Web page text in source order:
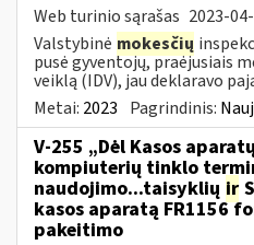
Web turinio sąrašas 2023-
Valstybinė mokesčių
pusė gyventojų, praėjusiais
veiklą (IDV), jau deklaravo
Metai: 2023 Pagrindinis:
V-255 „Dėl Kasos aparatų
kompiuterių tinklo
naudojimo...taisyklių ir
kasos aparatą FR1156
pakeitimo